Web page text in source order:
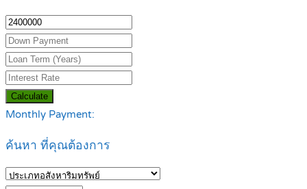
Calculate
Monthly Payment:
ค้นหา ที่คุณต้องการ